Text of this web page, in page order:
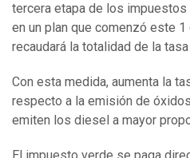
tercera etapa de los impuestos
en un plan que comenzó este
recaudará la totalidad de la
Con esta medida, aumenta la
respecto a la emisión de
emiten los diesel a mayor